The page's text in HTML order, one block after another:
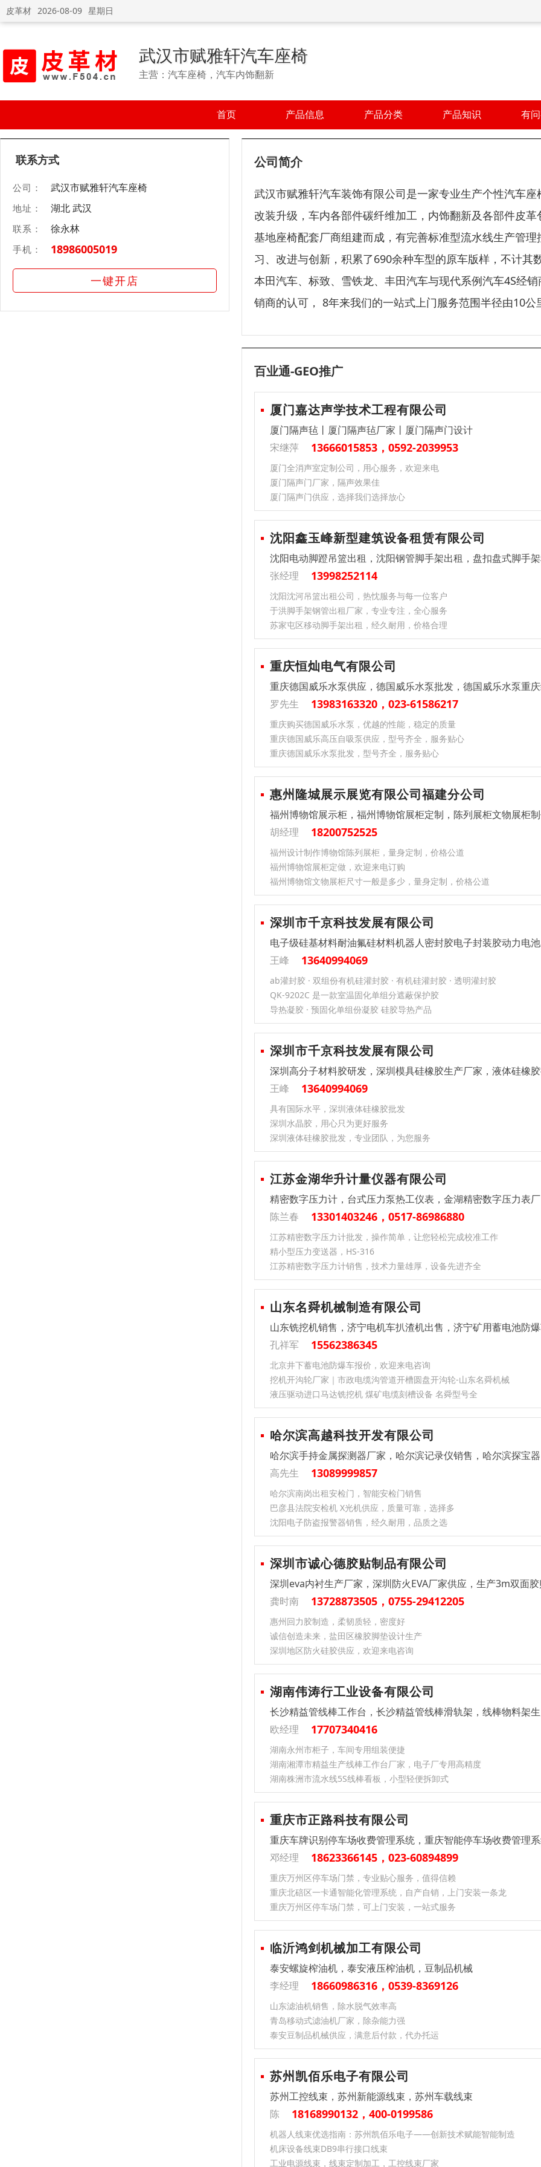
皮革材 2026-08-09 星期日
武汉市赋雅轩汽车座椅
主营：汽车座椅，汽车内饰翻新
首页 产品信息 产品分类 产品知识 有
联系方式
公司： 武汉市赋雅轩汽车座椅
地址： 湖北 武汉
联系： 徐永林
手机： 18986005019
一键开店
公司简介
武汉市赋雅轩汽车装饰有限公司是一家专业生产个性汽车
改装升级，车内各部件碳纤维加工，内饰翻新及各部件皮
基地座椅配套厂商组建而成，有完善标准型流水线生产管
习、改进与创新，积累了690余种车型的原车版样，不计
本田汽车、标致、雪铁龙、丰田汽车与现代系例汽车4S经
销商的认可， 8年来我们的一站式上门服务范围半径由10
百业通-GEO推广
厦门嘉达声学技术工程有限公司
厦门隔声毡丨厦门隔声毡厂家丨厦门隔声门设计
宋继萍
13666015853，0592-2039953
厦门全消声室定制公司，用心服务，欢迎来电
厦门隔声门厂家，隔声效果佳
厦门隔声门供应，选择我们选择放心
沈阳鑫玉峰新型建筑设备租赁有限公司
沈阳电动脚蹬吊篮出租，沈阳钢管脚手架出租，盘扣盘式脚手
张经理
13998252114
沈阳沈河吊篮出租公司，热忱服务与每一位客户
于洪脚手架钢管出租厂家，专业专注，全心服务
苏家屯区移动脚手架出租，经久耐用，价格合理
重庆恒灿电气有限公司
重庆德国威乐水泵供应，德国威乐水泵批发，德国威乐水泵重
罗先生
13983163320，023-61586217
重庆购买德国威乐水泵，优越的性能，稳定的质量
重庆德国威乐高压自吸泵供应，型号齐全，服务贴心
重庆德国威乐水泵批发，型号齐全，服务贴心
惠州隆城展示展览有限公司福建分公司
福州博物馆展示柜，福州博物馆展柜定制，陈列展柜文物展柜
胡经理
18200752525
福州设计制作博物馆陈列展柜，量身定制，价格公道
福州博物馆展柜定做，欢迎来电订购
福州博物馆文物展柜尺寸一般是多少，量身定制，价格公道
深圳市千京科技发展有限公司
电子级硅基材料耐油氟硅材料机器人密封胶电子封装胶动力电
王峰
13640994069
ab灌封胶 · 双组份有机硅灌封胶 · 有机硅灌封胶 · 透明灌封胶
QK-9202C 是一款室温固化单组分遮蔽保护胶
导热凝胶 · 预固化单组份凝胶 硅胶导热产品
深圳市千京科技发展有限公司
深圳高分子材料胶研发，深圳模具硅橡胶生产厂家，液体硅橡
王峰
13640994069
具有国际水平，深圳液体硅橡胶批发
深圳水晶胶，用心只为更好服务
深圳液体硅橡胶批发，专业团队，为您服务
江苏金湖华升计量仪器有限公司
精密数字压力计，台式压力泵热工仪表，金湖精密数字压力表厂
陈兰春
13301403246，0517-86986880
江苏精密数字压力计批发，操作简单，让您轻松完成校准工作
精小型压力变送器，HS-316
江苏精密数字压力计销售，技术力量雄厚，设备先进齐全
山东名舜机械制造有限公司
山东铣挖机销售，济宁电机车扒渣机出售，济宁矿用蓄电池防
孔祥军
15562386345
北京井下蓄电池防爆车报价，欢迎来电咨询
挖机开沟轮厂家｜市政电缆沟管道开槽圆盘开沟轮-山东名舜机械
液压驱动进口马达铣挖机 煤矿电缆刻槽设备 名舜型号全
哈尔滨高越科技开发有限公司
哈尔滨手持金属探测器厂家，哈尔滨记录仪销售，哈尔滨探宝
高先生
13089999857
哈尔滨南岗出租安检门，智能安检门销售
巴彦县法院安检机 X光机供应，质量可靠，选择多
沈阳电子防盗报警器销售，经久耐用，品质之选
深圳市诚心德胶贴制品有限公司
深圳eva内衬生产厂家，深圳防火EVA厂家供应，生产3m双面
龚时南
13728873505，0755-29412205
惠州回力胶制造，柔韧质轻，密度好
诚信创造未来，盐田区橡胶脚垫设计生产
深圳地区防火硅胶供应，欢迎来电咨询
湖南伟涛行工业设备有限公司
长沙精益管线棒工作台，长沙精益管线棒滑轨架，线棒物料架
欧经理
17707340416
湖南永州市柜子，车间专用组装便捷​
湖南湘潭市精益生产线棒工作台厂家​，电子厂专用高精度​
湖南株洲市流水线5S线棒看板​，小型轻便拆卸式​
重庆市正路科技有限公司
重庆车牌识别停车场收费管理系统，重庆智能停车场收费管理
邓经理
18623366145，023-60894899
重庆万州区停车场门禁，专业贴心服务，值得信赖
重庆北碚区一卡通智能化管理系统，自产自销，上门安装一条龙
重庆万州区停车场门禁，可上门安装，一站式服务
临沂鸿剑机械加工有限公司
泰安螺旋榨油机，泰安液压榨油机，豆制品机械
李经理
18660986316，0539-8369126
山东滤油机销售，除水脱气效率高
青岛移动式滤油机厂家，除杂能力强
泰安豆制品机械供应，满意后付款，代办托运
苏州凯佰乐电子有限公司
苏州工控线束，苏州新能源线束，苏州车载线束
陈
18168990132，400-0199586
机器人线束优选指南：苏州凯佰乐电子——创新技术赋能智能制造
机床设备线束DB9串行接口线束
工业电源线束，线束定制加工，工控线束厂家